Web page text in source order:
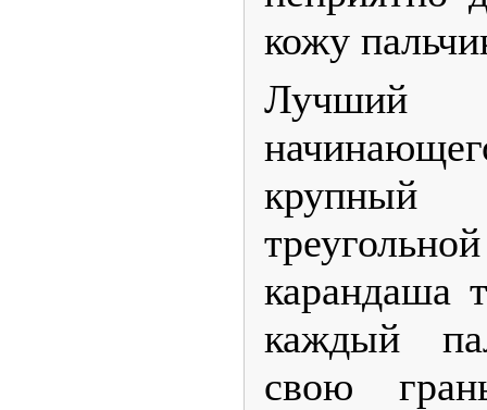
кожу
Лучший
карандаша
каждый
свою